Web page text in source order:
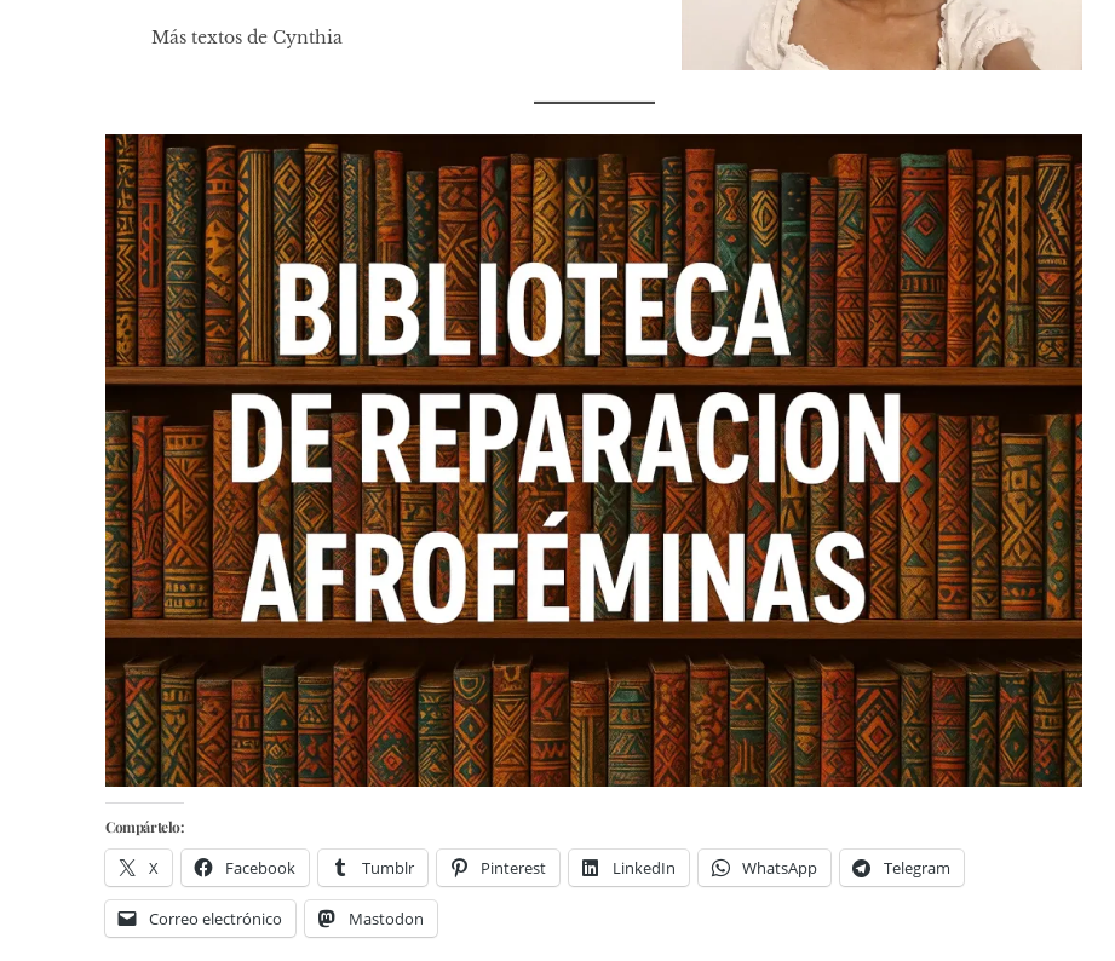
Más textos de Cynthia
Compártelo:
X Facebook Tumblr Pinterest LinkedIn WhatsApp Telegram
Correo electrónico Mastodon